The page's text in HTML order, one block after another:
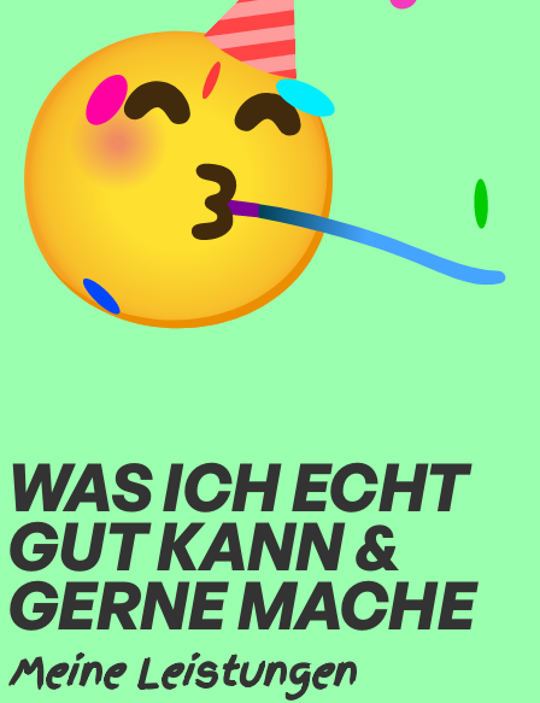
WAS ICH ECHT
GUT KANN &
GERNE MACHE
Meine Leistungen